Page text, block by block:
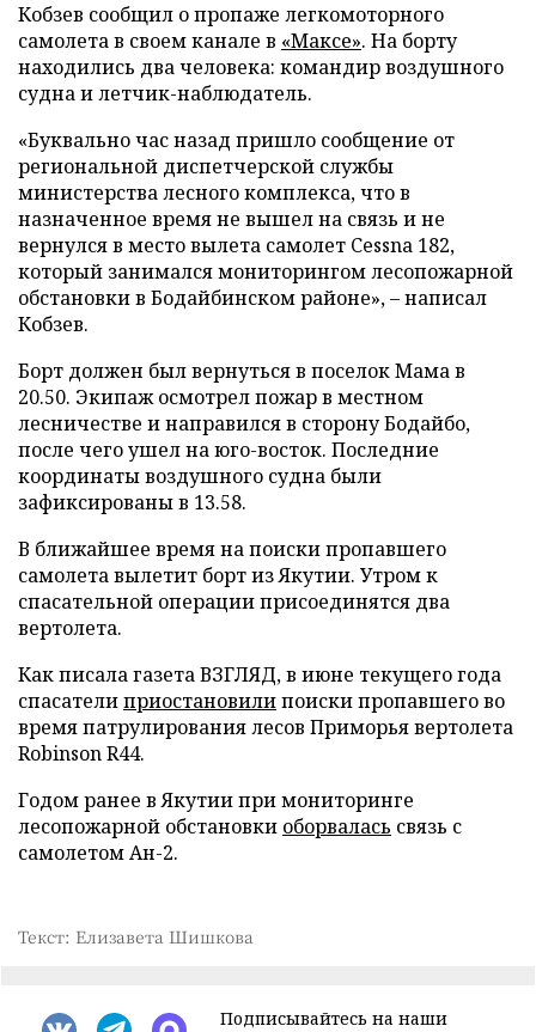
Кобзев сообщил о пропаже легкомоторного
самолета в своем канале в «Максе». На борту
находились два человека: командир воздушного
судна и летчик-наблюдатель.
«Буквально час назад пришло сообщение от
региональной диспетчерской службы
министерства лесного комплекса, что в
назначенное время не вышел на связь и не
вернулся в место вылета самолет Cessna 182,
который занимался мониторингом лесопожарной
обстановки в Бодайбинском районе», – написал
Кобзев.
Борт должен был вернуться в поселок Мама в
20.50. Экипаж осмотрел пожар в местном
лесничестве и направился в сторону Бодайбо,
после чего ушел на юго-восток. Последние
координаты воздушного судна были
зафиксированы в 13.58.
В ближайшее время на поиски пропавшего
самолета вылетит борт из Якутии. Утром к
спасательной операции присоединятся два
вертолета.
Как писала газета ВЗГЛЯД, в июне текущего года
спасателиприостановилипоиски пропавшего во
время патрулирования лесов Приморья вертолета
Robinson R44.
Годом ранее в Якутии при мониторинге
лесопожарной обстановки оборвалась связь с
самолетом Ан-2.
Текст: Елизавета Шишкова
Подписывайтесь на наши